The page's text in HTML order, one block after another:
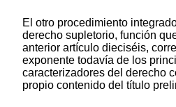
El otro procedimiento
derecho supletorio, función
anterior artículo dieciséis,
exponente todavía de los
caracterizadores del derecho
propio contenido del título